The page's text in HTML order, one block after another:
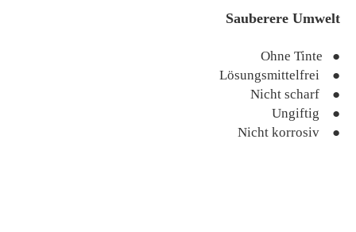
Sauberere Umwelt
Ohne Tinte ●
Lösungsmittelfrei ●
Nicht scharf ●
Ungiftig ●
Nicht korrosiv ●